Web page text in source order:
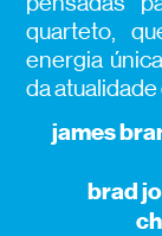
quarteto,
energia
da
james
brad